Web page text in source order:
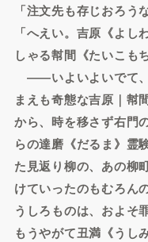
「注文先も存じおろう
「へえい。吉原《よ
しゃる幇間《たいこも
――いよいよいでて
まえも奇態な吉原｜幇
から、時を移さず右門
らの達磨《だるま》霊
た見返り柳の、あの柳
けていったのもむろん
うしろものは、およそ
もうやがて丑満《うし